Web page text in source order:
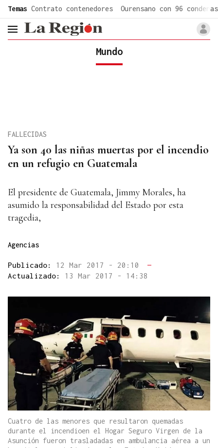
Temas Contrato contenedores Ourensano con 96 condenas
header.menu.open
Mundo
Ya son 40 las niñas muertas por el incendio
en un refugio en Guatemala
FALLECIDAS
El presidente de Guatemala, Jimmy Morales, ha
asumido la responsabilidad del Estado por esta
tragedia,
Agencias
Publicado: 12 Mar 2017 - 20:10
—
Actualizado: 13 Mar 2017 - 14:38
Cuatro de las menores que resultaron quemadas
durante el incendioen el Hogar Seguro Virgen de la
Asunción fueron trasladadas en ambulancia aérea a un